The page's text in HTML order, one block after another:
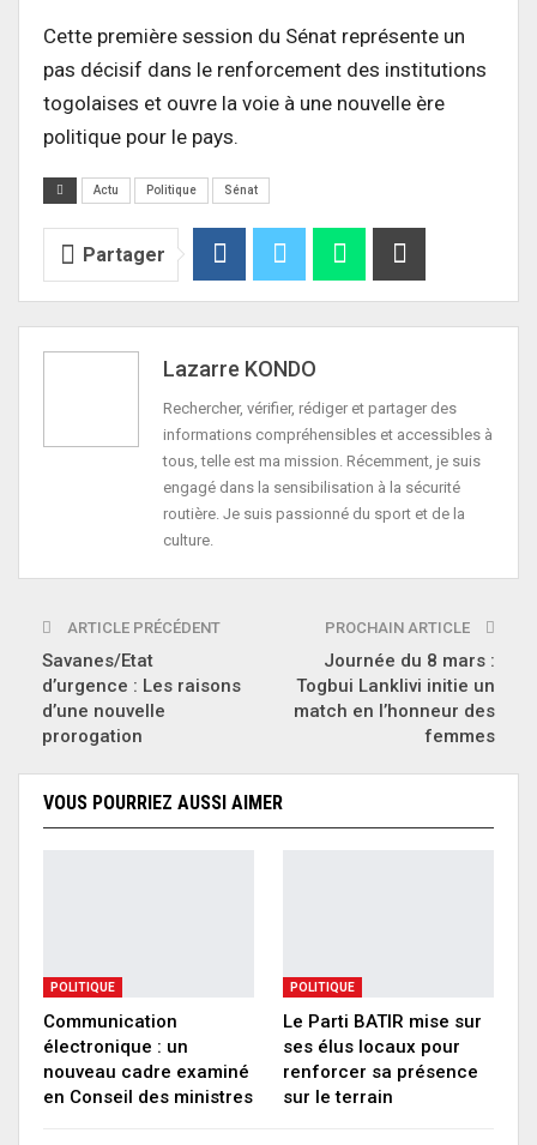
Cette première session du Sénat représente un
pas décisif dans le renforcement des institutions
togolaises et ouvre la voie à une nouvelle ère
politique pour le pays.
Actu Politique Sénat
Partager
Lazarre KONDO
Rechercher, vérifier, rédiger et partager des
informations compréhensibles et accessibles à
tous, telle est ma mission. Récemment, je suis
engagé dans la sensibilisation à la sécurité
routière. Je suis passionné du sport et de la
culture.
ARTICLE PRÉCÉDENT
Savanes/Etat
d’urgence : Les raisons
d’une nouvelle
prorogation
PROCHAIN ARTICLE
Journée du 8 mars :
Togbui Lanklivi initie un
match en l’honneur des
femmes
VOUS POURRIEZ AUSSI AIMER
POLITIQUE
Communication
électronique : un
nouveau cadre examiné
en Conseil des ministres
POLITIQUE
Le Parti BATIR mise sur
ses élus locaux pour
renforcer sa présence
sur le terrain